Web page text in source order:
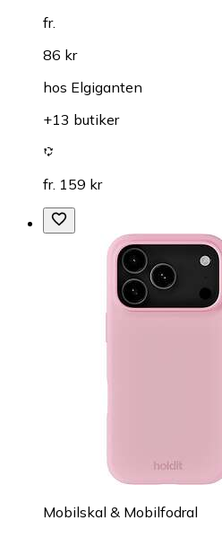
fr.
86 kr
hos Elgiganten
+13 butiker
fr. 159 kr
Mobilskal & Mobilfodral